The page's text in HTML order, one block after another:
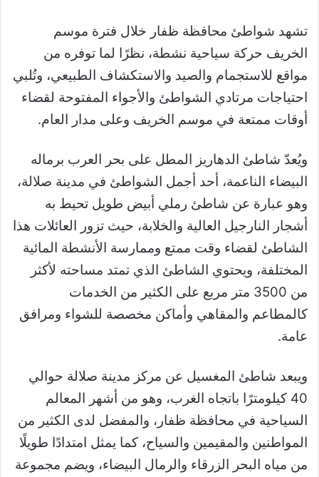
تشهد شواطئ محافظة ظفار خلال فترة موسم
الخريف حركة سياحية نشطة، نظرًا لما توفره من
مواقع للاستجمام والصيد والاستكشاف الطبيعي، وتُلبي
احتياجات مرتادي الشواطئ والأجواء المفتوحة لقضاء
أوقات ممتعة في موسم الخريف وعلى مدار العام.
ويُعدّ شاطئ الدهاريز المطل على بحر العرب برماله
البيضاء الناعمة، أحد أجمل الشواطئ في مدينة صلالة،
وهو عبارة عن شاطئ رملي أبيض طويل تحيط به
أشجار النارجيل العالية والخلابة، حيث تزور العائلات هذا
الشاطئ لقضاء وقت ممتع وممارسة الأنشطة المائية
المختلفة، ويحتوي الشاطئ الذي تمتد مساحته لأكثر
من 3500 متر مربع على الكثير من الخدمات
كالمطاعم والمقاهي وأماكن مخصصة للشواء ومرافق
عامة.
ويبعد شاطئ المغسيل عن مركز مدينة صلالة حوالي
40 كيلومترًا باتجاه الغرب، وهو من أشهر المعالم
السياحية في محافظة ظفار، والمفضل لدى الكثير من
المواطنين والمقيمين والسياح، كما يمثل امتدادًا طويلًا
من مياه البحر الزرقاء والرمال البيضاء، ويضم مجموعة